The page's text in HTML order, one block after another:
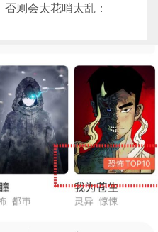
则会太花哨太乱：